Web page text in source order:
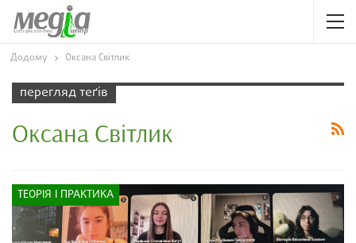
Додому Оксана Світлик
перегляд теґів
Оксана Світлик
ТЕОРІЯ І ПРАКТИКА